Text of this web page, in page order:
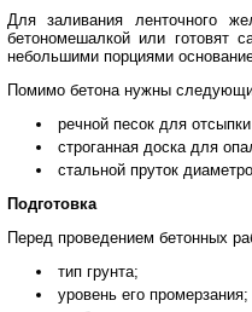
Для заливания ленточного
бетономешалкой или готовят
небольшими порциями
Помимо бетона нужны
речной песок для
строганная доска для
стальной пруток
Подготовка
Перед проведением бетонных
тип грунта;
уровень его промерзания;